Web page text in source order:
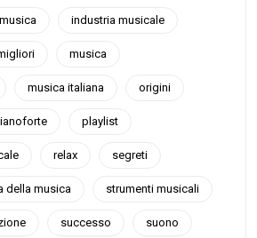
industria musicale
musica
musica italiana origini
playlist
relax segreti
della musica strumenti musicali
successo suono